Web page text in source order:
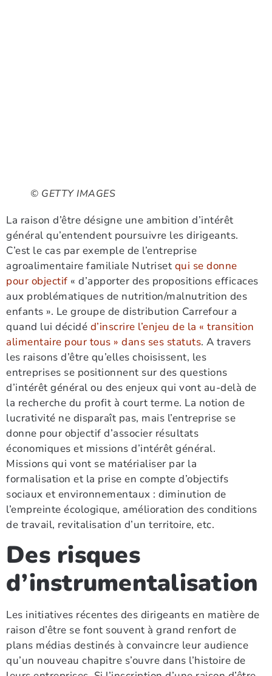
© GETTY IMAGES
La raison d’être désigne une ambition d’intérêt
général qu’entendent poursuivre les dirigeants.
C’est le cas par exemple de l’entreprise
agroalimentaire familiale Nutriset qui se donne
pour objectif « d’apporter des propositions efficaces
aux problématiques de nutrition/malnutrition des
enfants ». Le groupe de distribution Carrefour a
quand lui décidé d’inscrire l’enjeu de la « transition
alimentaire pour tous » dans ses statuts. A travers
les raisons d’être qu’elles choisissent, les
entreprises se positionnent sur des questions
d’intérêt général ou des enjeux qui vont au-delà de
la recherche du profit à court terme. La notion de
lucrativité ne disparaît pas, mais l’entreprise se
donne pour objectif d’associer résultats
économiques et missions d’intérêt général.
Missions qui vont se matérialiser par la
formalisation et la prise en compte d’objectifs
sociaux et environnementaux : diminution de
l’empreinte écologique, amélioration des conditions
de travail, revitalisation d’un territoire, etc.
Des risques
d’instrumentalisation
Les initiatives récentes des dirigeants en matière de
raison d’être se font souvent à grand renfort de
plans médias destinés à convaincre leur audience
qu’un nouveau chapitre s’ouvre dans l’histoire de